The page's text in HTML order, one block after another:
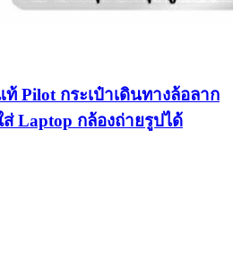
Pilot กระเป๋าเดินทางล้อลาก
Laptop กล้องถ่ายรูปได้